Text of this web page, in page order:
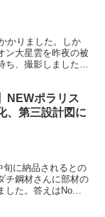
かりました。しか
ン大星雲を昨夜の被
ち、撮影しました。
NEWポラリス
、第三設計図に
旬に納品されるとの
チ鋼材さんに部材の
した。答えはNoで